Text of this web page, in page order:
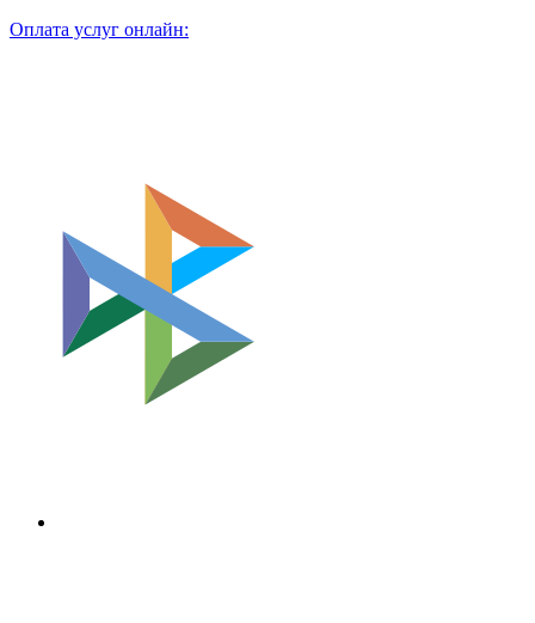
Оплата услуг онлайн: